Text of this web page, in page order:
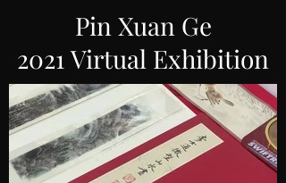
Pin Xuan Ge
2021 Virtual Exhibition